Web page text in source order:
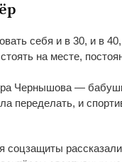
себя и в 30, и в
стоять на месте,
Чернышова —
переделать, и
соцзащиты